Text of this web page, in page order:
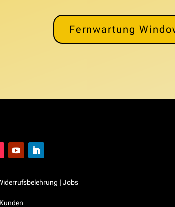
Fernwartung
| Jobs